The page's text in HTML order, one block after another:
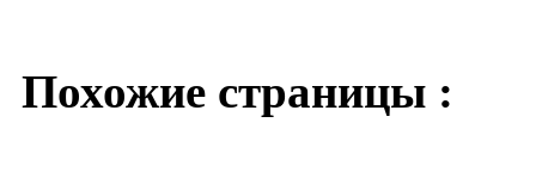
Похожие страницы :